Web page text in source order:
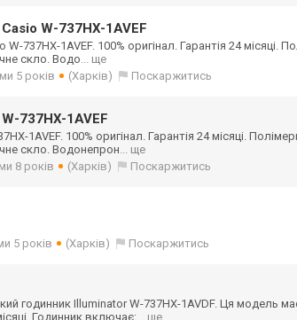
W-737HX-1AVEF
737HX-1AVEF. 100% оригінал. Гарантія 24 місяці.
скло. Водо... ще
5 років (Харків) Поскаржитись
737HX-1AVEF
1AVEF. 100% оригінал. Гарантія 24 місяці.
скло. Водонепрон... ще
8 років (Харків) Поскаржитись
5 років (Харків) Поскаржитись
годинник Illuminator W-737HX-1AVDF. Ця модель
Годинник включає:... ще